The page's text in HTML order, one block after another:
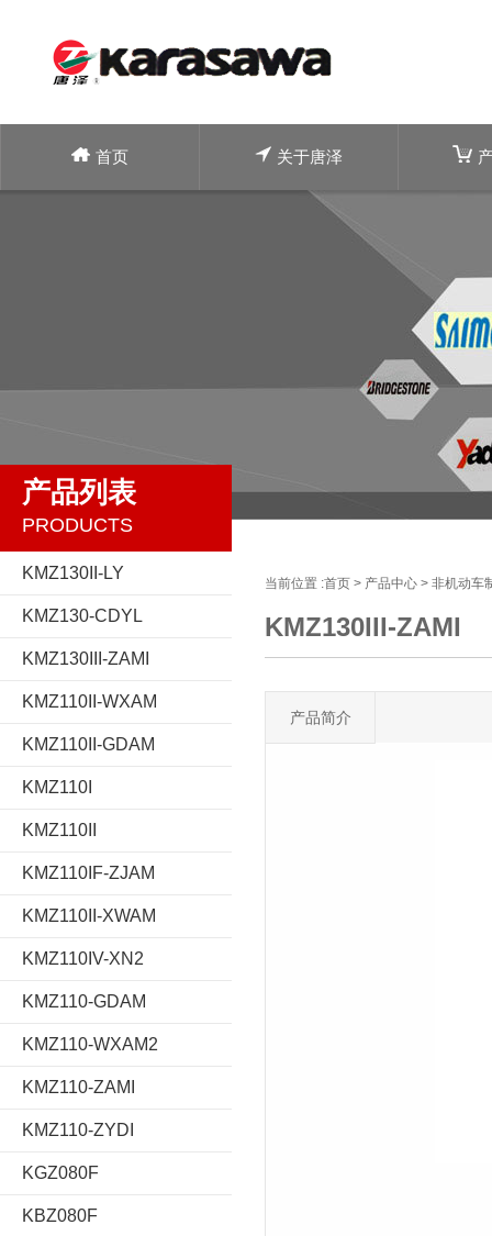
首页 关于唐泽
产品列表
PRODUCTS
KMZ130II-LY
KMZ130-CDYL
KMZ130III-ZAMI
KMZ110II-WXAM
KMZ110II-GDAM
KMZ110I
KMZ110II
KMZ110IF-ZJAM
KMZ110II-XWAM
KMZ110IV-XN2
KMZ110-GDAM
KMZ110-WXAM2
KMZ110-ZAMI
KMZ110-ZYDI
KGZ080F
KBZ080F
当前位置 :首页 > 产品中心 > 非机动车
KMZ130III-ZAMI
产品简介